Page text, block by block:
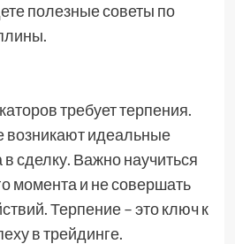
полезные советы по
требует терпения.
возникают идеальные
сделку. Важно научиться
момента и не совершать
Терпение – это ключ к
в трейдинге.